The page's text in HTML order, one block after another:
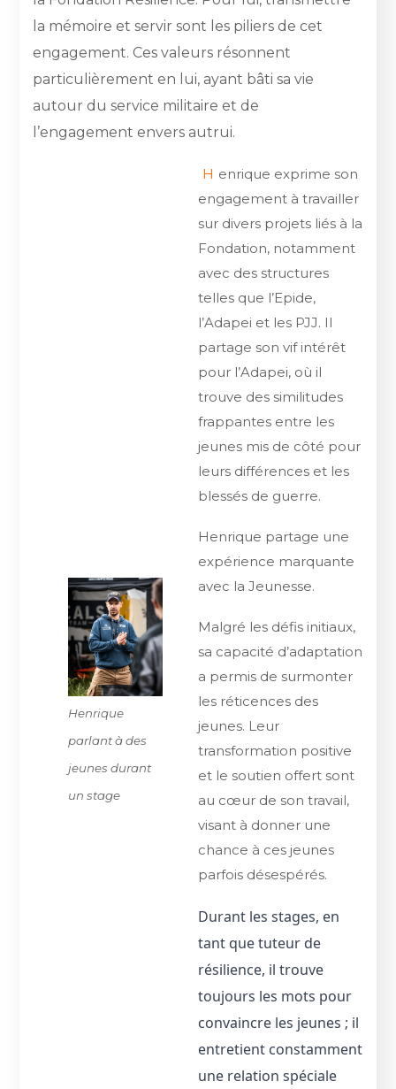
la mémoire et servir sont les piliers de cet
engagement. Ces valeurs résonnent
particulièrement en lui, ayant bâti sa vie
autour du service militaire et de
l’engagement envers autrui.
Henrique
parlant à des
jeunes durant
un stage
H enrique exprime son
engagement à travailler
sur divers projets liés à la
Fondation, notamment
avec des structures
telles que l’Epide,
l’Adapei et les PJJ. Il
partage son vif intérêt
pour l’Adapei, où il
trouve des similitudes
frappantes entre les
jeunes mis de côté pour
leurs différences et les
blessés de guerre.
Henrique partage une
expérience marquante
avec la Jeunesse.
Malgré les défis initiaux,
sa capacité d’adaptation
a permis de surmonter
les réticences des
jeunes. Leur
transformation positive
et le soutien offert sont
au cœur de son travail,
visant à donner une
chance à ces jeunes
parfois désespérés.
Durant les stages, en
tant que tuteur de
résilience, il trouve
toujours les mots pour
convaincre les jeunes ; il
entretient constamment
une relation spéciale